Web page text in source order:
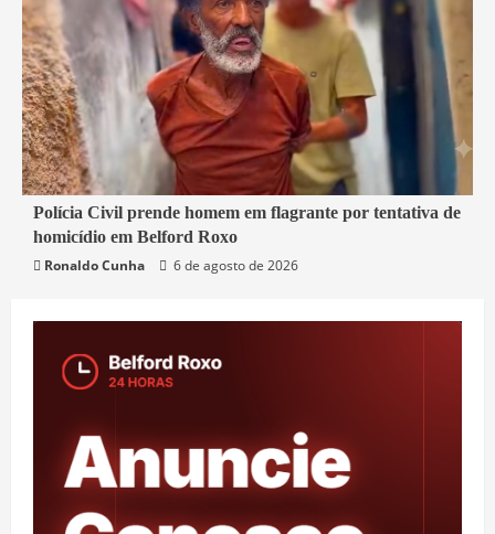
2 min read
Belford Roxo
Segurança
Polícia Civil prende homem em flagrante por tentativa de
homicídio em Belford Roxo
Ronaldo Cunha
6 de agosto de 2026